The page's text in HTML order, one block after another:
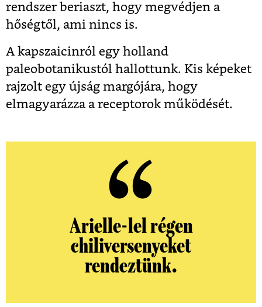
rendszer beriaszt, hogy megvédjen a
hőségtől, ami nincs is.
A kapszaicinról egy holland
paleobotanikustól hallottunk. Kis képeket
rajzolt egy újság margójára, hogy
elmagyarázza a receptorok működését.
Arielle-lel régen
chiliversenyeket
rendeztünk.